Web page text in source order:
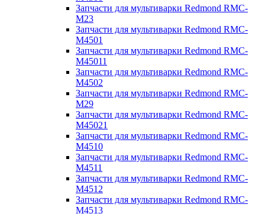
Запчасти для мультиварки Redmond RMC-
M23
Запчасти для мультиварки Redmond RMC-
M4501
Запчасти для мультиварки Redmond RMC-
M45011
Запчасти для мультиварки Redmond RMC-
M4502
Запчасти для мультиварки Redmond RMC-
M29
Запчасти для мультиварки Redmond RMC-
M45021
Запчасти для мультиварки Redmond RMC-
M4510
Запчасти для мультиварки Redmond RMC-
M4511
Запчасти для мультиварки Redmond RMC-
M4512
Запчасти для мультиварки Redmond RMC-
M4513